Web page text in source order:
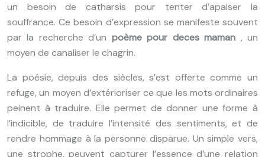
un besoin de catharsis pour tenter d’apaiser la
souffrance. Ce besoin d’expression se manifeste souvent
par la recherche d’un poème pour deces maman , un
moyen de canaliser le chagrin.
La poésie, depuis des siècles, s’est offerte comme un
refuge, un moyen d’extérioriser ce que les mots ordinaires
peinent à traduire. Elle permet de donner une forme à
l’indicible, de traduire l’intensité des sentiments, et de
rendre hommage à la personne disparue. Un simple vers,
une strophe, peuvent capturer l’essence d’une relation